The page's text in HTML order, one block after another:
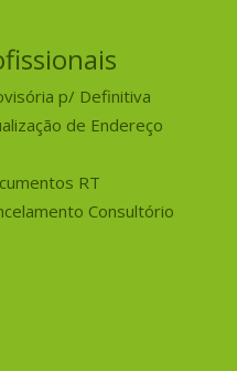
p/ Definitiva
de Endereço
RT
Consultório